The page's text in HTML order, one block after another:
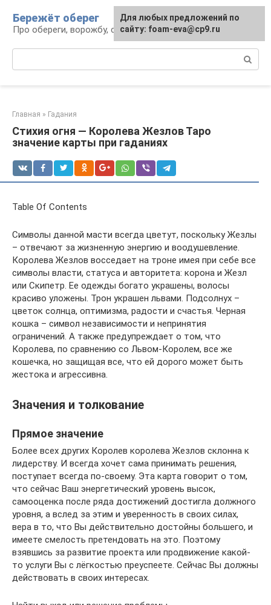
контенту
Бережёт оберег
Про обереги, ворожбу, сны и гадания
Главная » Гадания
Стихия огня — Королева Жезлов Таро
значение карты при гаданиях
Table Of Contents
Символы данной масти всегда цветут, поскольку Жезлы
– отвечают за жизненную энергию и воодушевление.
Королева Жезлов восседает на троне имея при себе все
символы власти, статуса и авторитета: корона и Жезл
или Скипетр. Ее одежды богато украшены, волосы
красиво уложены. Трон украшен львами. Подсолнух –
цветок солнца, оптимизма, радости и счастья. Черная
кошка – символ независимости и непринятия
ограничений. А также предупреждает о том, что
Королева, по сравнению со Львом-Королем, все же
кошечка, но защищая все, что ей дорого может быть
жестока и агрессивна.
Значения и толкование
Прямое значение
Более всех других Королев королева Жезлов склонна к
лидерству. И всегда хочет сама принимать решения,
поступает всегда по-своему. Эта карта говорит о том,
что сейчас Ваш энергетический уровень высок,
самооценка после ряда достижений достигла должного
уровня, а вслед за этим и уверенность в своих силах,
вера в то, что Вы действительно достойны большего, и
имеете смелость претендовать на это. Поэтому
взявшись за развитие проекта или продвижение какой-
то услуги Вы с лёгкостью преуспеете. Сейчас Вы должны
действовать в своих интересах.
Для любых предложений по
сайту: foam-eva@cp9.ru